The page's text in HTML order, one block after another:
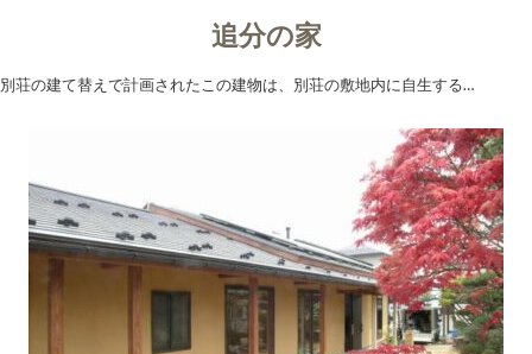
追分の家
別荘の建て替えで計画されたこの建物は、別荘の敷地内に自生する…